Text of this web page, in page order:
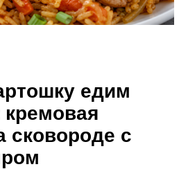
едим
кремовая
сковороде с